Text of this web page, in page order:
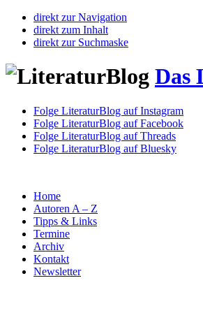
direkt zur Navigation
direkt zum Inhalt
direkt zur Suchmaske
Das
Folge LiteraturBlog auf Instagram
Folge LiteraturBlog auf Facebook
Folge LiteraturBlog auf Threads
Folge LiteraturBlog auf Bluesky
Home
Autoren A – Z
Tipps & Links
Termine
Archiv
Kontakt
Newsletter